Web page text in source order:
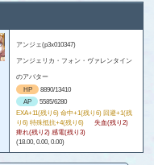
アンジェ(p3x010347)
アンジェリカ・フォン・ヴァレンタイン
のアバター
HP
8890/13410
AP
5585/6280
EXA+11(残り6) 命中+1(残り6) 回避+1(残
り6) 特殊抵抗+4(残り6)
失血(残り2)
痺れ(残り2) 感電(残り3)
(18.00, 0.00, 0.00)